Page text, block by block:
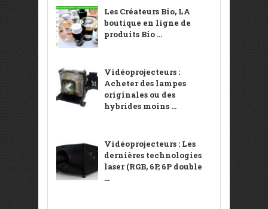
Les Créateurs Bio, LA
boutique en ligne de
produits Bio ...
Vidéoprojecteurs :
Acheter des lampes
originales ou des
hybrides moins ...
Vidéoprojecteurs : Les
dernières technologies
laser (RGB, 6P, 6P double
...